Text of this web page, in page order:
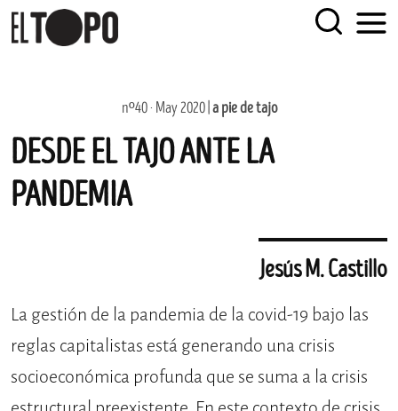
content
nº40 · May 2020 | a pie de tajo
DESDE EL TAJO ANTE LA
PANDEMIA
Jesús M. Castillo
La gestión de la pandemia de la covid-19 bajo las
reglas capitalistas está generando una crisis
socioeconómica profunda que se suma a la crisis